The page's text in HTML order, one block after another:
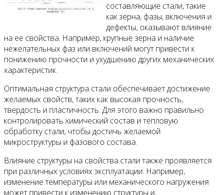
составляющие стали, такие
как зерна, фазы, включения и
дефекты, оказывают влияние
на ее свойства. Например, крупные зерна и наличие
нежелательных фаз или включений могут привести к
понижению прочности и ухудшению других механических
характеристик.
Оптимальная структура стали обеспечивает достижение
желаемых свойств, таких как высокая прочность,
твердость и пластичность. Для этого важно правильно
контролировать химический состав и тепловую
обработку стали, чтобы достичь желаемой
микроструктуры и фазового состава.
Влияние структуры на свойства стали также проявляется
при различных условиях эксплуатации. Например,
изменение температуры или механического нагружения
может привести к изменению структуры и,